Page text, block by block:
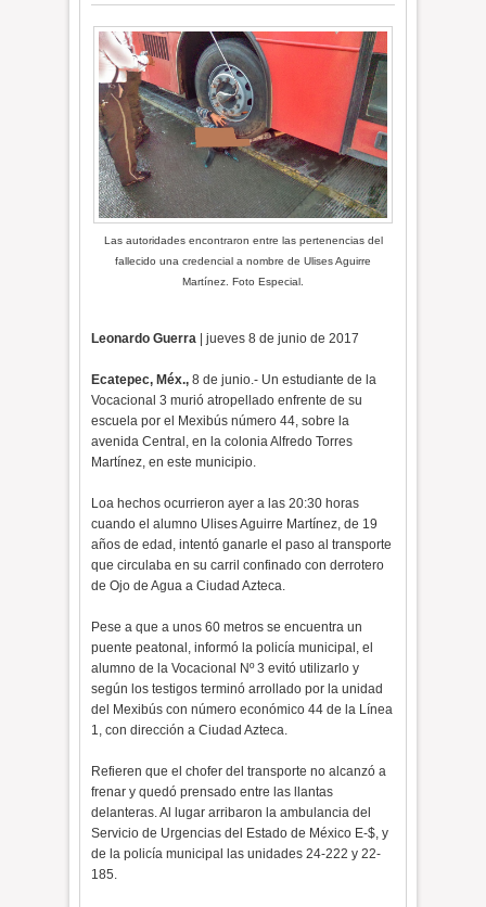
Las autoridades encontraron entre las pertenencias del
fallecido una credencial a nombre de Ulises Aguirre
Martínez. Foto Especial.
Leonardo Guerra | jueves 8 de junio de 2017
Ecatepec, Méx., 8 de junio.- Un estudiante de la
Vocacional 3 murió atropellado enfrente de su
escuela por el Mexibús número 44, sobre la
avenida Central, en la colonia Alfredo Torres
Martínez, en este municipio.
Loa hechos ocurrieron ayer a las 20:30 horas
cuando el alumno Ulises Aguirre Martínez, de 19
años de edad, intentó ganarle el paso al transporte
que circulaba en su carril confinado con derrotero
de Ojo de Agua a Ciudad Azteca.
Pese a que a unos 60 metros se encuentra un
puente peatonal, informó la policía municipal, el
alumno de la Vocacional Nº 3 evitó utilizarlo y
según los testigos terminó arrollado por la unidad
del Mexibús con número económico 44 de la Línea
1, con dirección a Ciudad Azteca.
Refieren que el chofer del transporte no alcanzó a
frenar y quedó prensado entre las llantas
delanteras. Al lugar arribaron la ambulancia del
Servicio de Urgencias del Estado de México E-$, y
de la policía municipal las unidades 24-222 y 22-
185.